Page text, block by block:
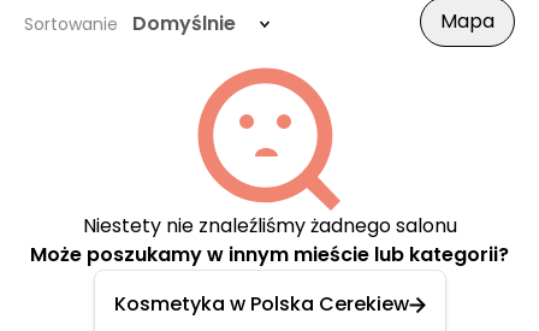
Sortowanie Domyślnie Mapa
Niestety nie znaleźliśmy żadnego salonu
Może poszukamy w innym mieście lub kategorii?
Kosmetyka w Polska Cerekiew